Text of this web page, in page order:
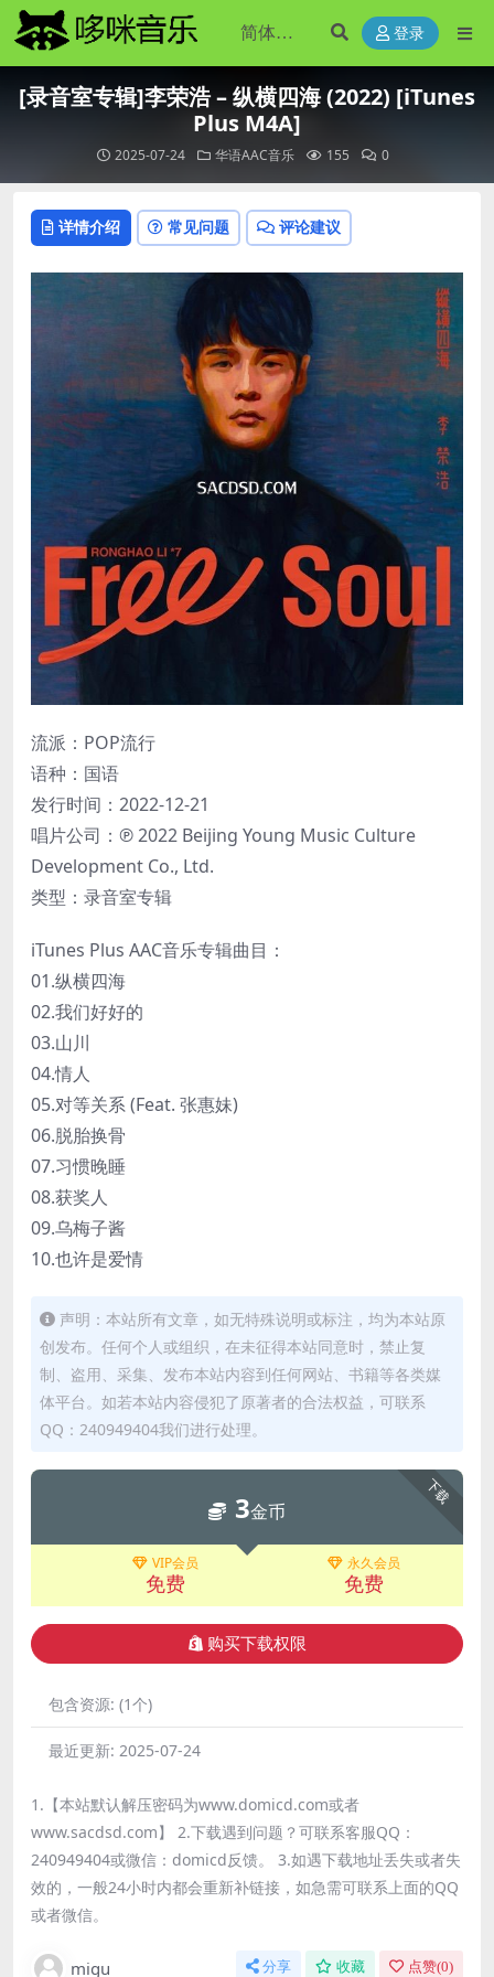
登录
[录音室专辑]李荣浩 – 纵横四海 (2022) [iTunes
Plus M4A]
2025-07-24 华语AAC音乐 155 0
详情介绍 常见问题 评论建议
流派：POP流行
语种：国语
发行时间：2022-12-21
唱片公司：℗ 2022 Beijing Young Music Culture
Development Co., Ltd.
类型：录音室专辑
iTunes Plus AAC音乐专辑曲目：
01.纵横四海
02.我们好好的
03.山川
04.情人
05.对等关系 (Feat. 张惠妹)
06.脱胎换骨
07.习惯晚睡
08.获奖人
09.乌梅子酱
10.也许是爱情
声明：本站所有文章，如无特殊说明或标注，均为本站原
创发布。任何个人或组织，在未征得本站同意时，禁止复
制、盗用、采集、发布本站内容到任何网站、书籍等各类媒
体平台。如若本站内容侵犯了原著者的合法权益，可联系
QQ：240949404我们进行处理。
下载
3金币
VIP会员
免费
永久会员
免费
购买下载权限
包含资源: (1个)
最近更新: 2025-07-24
1.【本站默认解压密码为www.domicd.com或者
www.sacdsd.com】 2.下载遇到问题？可联系客服QQ：
240949404或微信：domicd反馈。 3.如遇下载地址丢失或者失
效的，一般24小时内都会重新补链接，如急需可联系上面的QQ
或者微信。
migu 分享 收藏 点赞(0)